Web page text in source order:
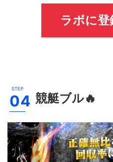
ラボに登
競艇ブル🔥